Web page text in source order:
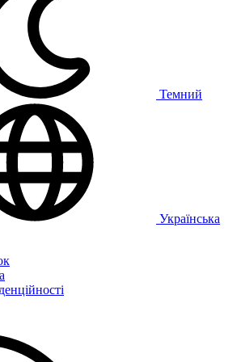
Темний
Українська